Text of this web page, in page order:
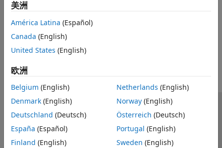
美洲
América Latina (Español)
Canada (English)
United States (English)
欧洲
Belgium (English)
Denmark (English)
Deutschland (Deutsch)
España (Español)
Finland (English)
Netherlands (English)
Norway(English)
Österreich (Deutsch)
Portugal (English)
Sweden (English)
信任中心 商标 隐私政策 防盗版
应用程序状态
联系我们
© 1994-2026 The MathWorks, Inc.